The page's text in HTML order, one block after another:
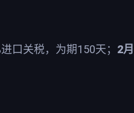
进口关税，为期150天； 2月